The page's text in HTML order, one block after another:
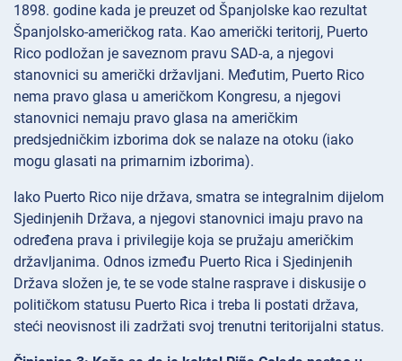
1898. godine kada je preuzet od Španjolske kao rezultat
Španjolsko-američkog rata. Kao američki teritorij, Puerto
Rico podložan je saveznom pravu SAD-a, a njegovi
stanovnici su američki državljani. Međutim, Puerto Rico
nema pravo glasa u američkom Kongresu, a njegovi
stanovnici nemaju pravo glasa na američkim
predsjedničkim izborima dok se nalaze na otoku (iako
mogu glasati na primarnim izborima).
Iako Puerto Rico nije država, smatra se integralnim dijelom
Sjedinjenih Država, a njegovi stanovnici imaju pravo na
određena prava i privilegije koja se pružaju američkim
državljanima. Odnos između Puerto Rica i Sjedinjenih
Država složen je, te se vode stalne rasprave i diskusije o
političkom statusu Puerto Rica i treba li postati država,
steći neovisnost ili zadržati svoj trenutni teritorijalni status.